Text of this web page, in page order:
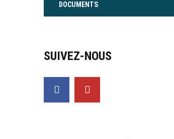
DOCUMENTS
SUIVEZ-NOUS